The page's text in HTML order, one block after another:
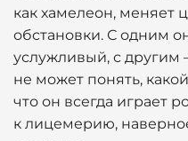
как хамелеон, меняет
обстановки. С одним
услужливый, с другим
не может понять,
что он всегда играет
к лицемерию,